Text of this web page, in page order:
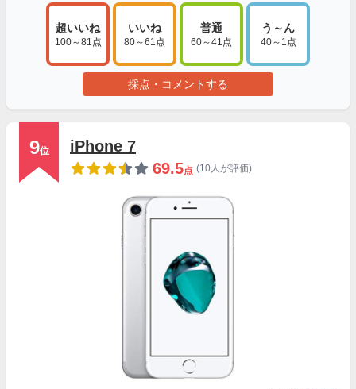
超いいね
100～81点
いいね
80～61点
普通
60～41点
う～ん
40～1点
採点・コメントする
9位
iPhone 7
69.5点 (10人が評価)